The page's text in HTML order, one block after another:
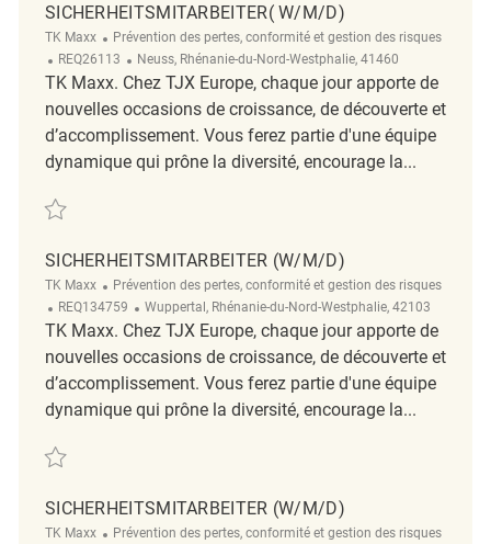
SICHERHEITSMITARBEITER( W/M/D)
TK Maxx Catégorie
Prévention des pertes, conformité et gestion des risques
ReqId
REQ26113 Emplacement
Neuss, Rhénanie-du-Nord-Westphalie, 41460
TK Maxx. Chez TJX Europe, chaque jour apporte de
nouvelles occasions de croissance, de découverte et
d’accomplissement. Vous ferez partie d'une équipe
dynamique qui prône la diversité, encourage la...
Sauvegarder Sicherheitsmitarbeiter( w/m/d) REQ26113
SICHERHEITSMITARBEITER (W/M/D)
TK Maxx Catégorie
Prévention des pertes, conformité et gestion des risques
ReqId
REQ134759 Emplacement
Wuppertal, Rhénanie-du-Nord-Westphalie, 42103
TK Maxx. Chez TJX Europe, chaque jour apporte de
nouvelles occasions de croissance, de découverte et
d’accomplissement. Vous ferez partie d'une équipe
dynamique qui prône la diversité, encourage la...
Sauvegarder Sicherheitsmitarbeiter (w/m/d) REQ134759
SICHERHEITSMITARBEITER (W/M/D)
TK Maxx Catégorie
Prévention des pertes, conformité et gestion des risques